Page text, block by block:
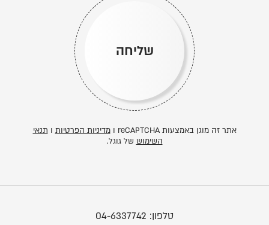
שליחה
אתר זה מוגן באמצעות reCAPTCHA ו מדיניות הפרטיות ו תנאי
השימוש של גוגל.
טלפון: 04-6337742